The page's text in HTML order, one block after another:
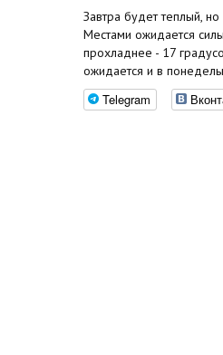
Завтра будет теплый,
Местами ожидается
прохладнее - 17
ожидается и в
Telegram